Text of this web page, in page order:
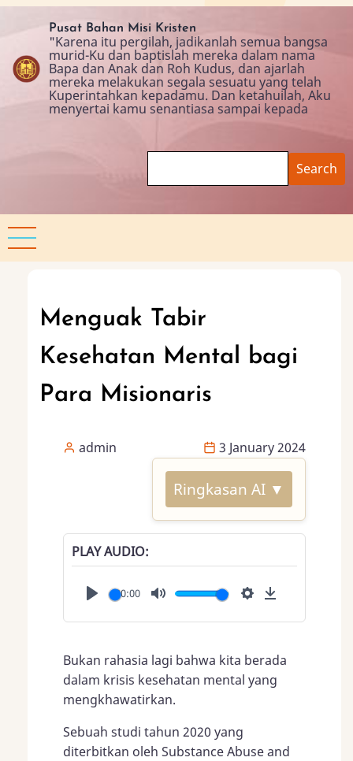
Skip
content
Pusat Bahan Misi Kristen
"Karena itu pergilah, jadikanlah semua bangsa
murid-Ku dan baptislah mereka dalam nama
Bapa dan Anak dan Roh Kudus, dan ajarlah
mereka melakukan segala sesuatu yang telah
Kuperintahkan kepadamu. Dan ketahuilah, Aku
menyertai kamu senantiasa sampai kepada
Menguak Tabir
Kesehatan Mental bagi
Para Misionaris
admin 3 January 2024
Ringkasan AI ▼
PLAY AUDIO
00:00
Bukan rahasia lagi bahwa kita berada
dalam krisis kesehatan mental yang
mengkhawatirkan.
Sebuah studi tahun 2020 yang
diterbitkan oleh Substance Abuse and